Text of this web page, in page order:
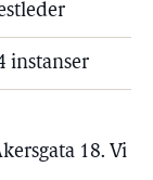
instanser
18. Vi